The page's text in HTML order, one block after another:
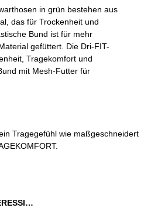
in grün bestehen aus
das für Trockenheit und
Bund ist für mehr
gefüttert. Die Dri-FIT-
Tragekomfort und
mit Mesh-Futter für
Tragegefühl wie maßgeschneidert
KÖNNTE DICH AUCH INTERESSIEREN: